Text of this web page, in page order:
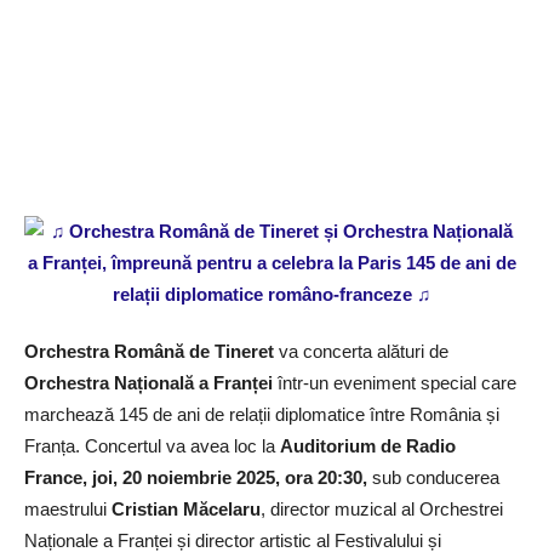
Orchestra Română de Tineret va concerta alături de
Orchestra Națională a Franței într-un eveniment special care
marchează 145 de ani de relații diplomatice între România și
Franța. Concertul va avea loc la Auditorium de Radio
France, joi, 20 noiembrie 2025, ora 20:30, sub conducerea
maestrului Cristian Măcelaru, director muzical al Orchestrei
Naționale a Franței și director artistic al Festivalului și